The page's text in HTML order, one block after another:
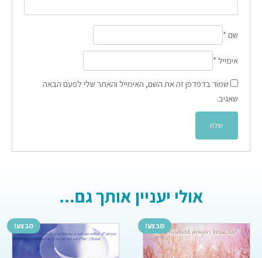
שם *
אימייל *
שמור בדפדפן זה את השם, האימייל והאתר שלי לפעם הבאה
שאגיב.
אולי יעניין אותך גם...
מבצע! מבצע!